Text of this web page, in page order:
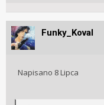
Funky_Koval
Napisano 8 Lipca